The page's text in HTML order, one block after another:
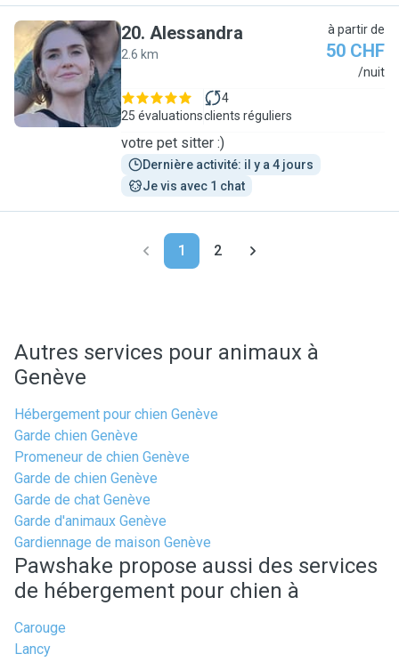
A
20. Alessandra
2.6 km
à partir de
50 CHF
/nuit
25 évaluations
4
clients réguliers
votre pet sitter :)
Dernière activité: il y a 4 jours
Je vis avec 1 chat
1 2
Autres services pour animaux à
Genève
Hébergement pour chien Genève
Garde chien Genève
Promeneur de chien Genève
Garde de chien Genève
Garde de chat Genève
Garde d'animaux Genève
Gardiennage de maison Genève
Pawshake propose aussi des services
de hébergement pour chien à
Carouge
Lancy